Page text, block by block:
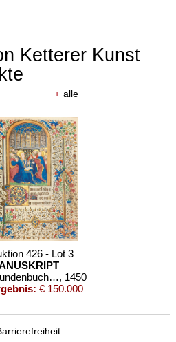
Ketterer Kunst
+ alle
426 - Lot 3
Stundenbuch. Paris um 1450. Manuskript auf Pergament., 1450
€ 150.000